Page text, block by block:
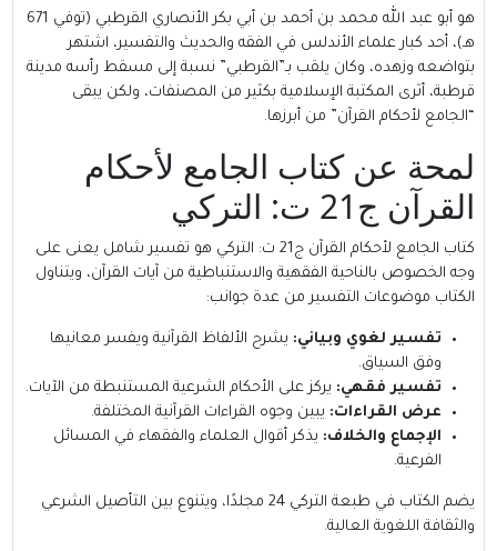
هو أبو عبد الله محمد بن أحمد بن أبي بكر الأنصاري القرطبي (توفي 671
هـ)، أحد كبار علماء الأندلس في الفقه والحديث والتفسير، اشتهر
بتواضعه وزهده، وكان يلقب بـ”القرطبي” نسبة إلى مسقط رأسه مدينة
قرطبة، أثرى المكتبة الإسلامية بكثير من المصنفات، ولكن يبقى
“الجامع لأحكام القرآن” من أبرزها.
لمحة عن كتاب الجامع لأحكام
القرآن ج21 ت: التركي
كتاب الجامع لأحكام القرآن ج21 ت: التركي هو تفسير شامل يعنى على
وجه الخصوص بالناحية الفقهية والاستنباطية من آيات القرآن، ويتناول
الكتاب موضوعات التفسير من عدة جوانب:
تفسير لغوي وبياني: يشرح الألفاظ القرآنية ويفسر معانيها
وفق السياق.
تفسير فقهي: يركز على الأحكام الشرعية المستنبطة من الآيات.
عرض القراءات: يبين وجوه القراءات القرآنية المختلفة.
الإجماع والخلاف: يذكر أقوال العلماء والفقهاء في المسائل
الفرعية.
يضم الكتاب في طبعة التركي 24 مجلدًا، ويتنوع بين التأصيل الشرعي
والثقافة اللغوية العالية.